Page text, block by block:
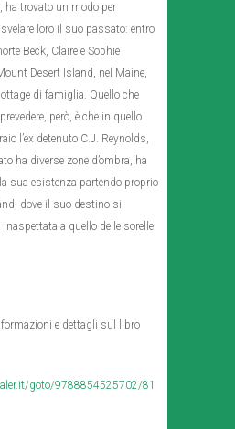
ha trovato un modo per
loro il suo passato: entro
Beck, Claire e Sophie
Desert Island, nel Maine,
di famiglia. Quello che
però, è che in quello
l’ex detenuto C.J. Reynolds,
ha diverse zone d’ombra, ha
sua esistenza partendo proprio
dove il suo destino si
a quello delle sorelle
e dettagli sul libro
goto/9788854525702/81